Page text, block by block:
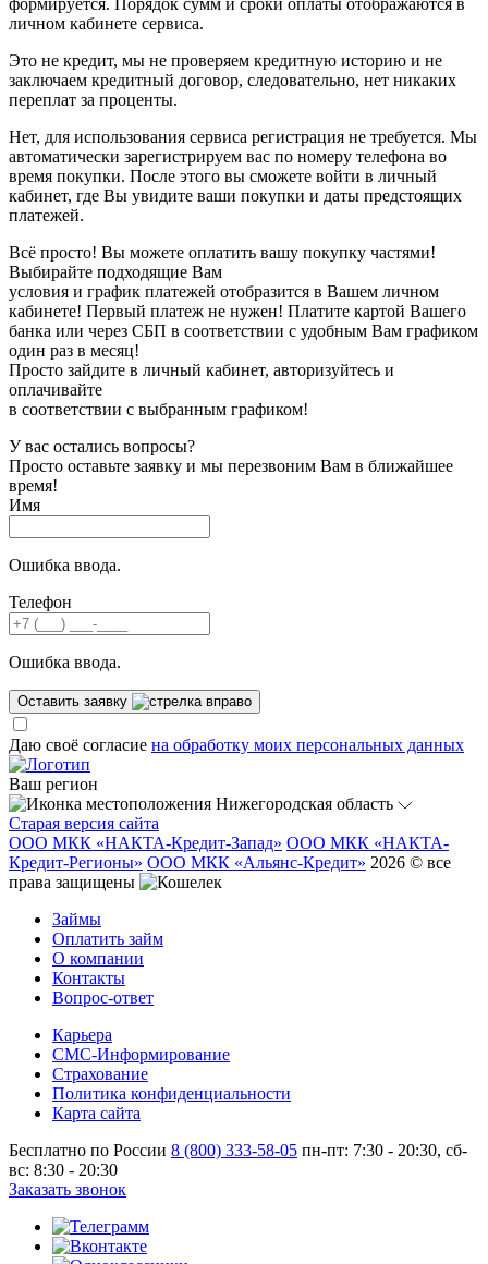
формируется. Порядок сумм и сроки оплаты отображаются в
личном кабинете сервиса.
Это не кредит, мы не проверяем кредитную историю и не
заключаем кредитный договор, следовательно, нет никаких
переплат за проценты.
Нет, для использования сервиса регистрация не требуется. Мы
автоматически зарегистрируем вас по номеру телефона во
время покупки. После этого вы сможете войти в личный
кабинет, где Вы увидите ваши покупки и даты предстоящих
платежей.
Всё просто! Вы можете оплатить вашу покупку частями!
Выбирайте подходящие Вам
условия и график платежей отобразится в Вашем личном
кабинете! Первый платеж не нужен! Платите картой Вашего
банка или через СБП в соответствии с удобным Вам графиком
один раз в месяц!
Просто зайдите в личный кабинет, авторизуйтесь и
оплачивайте
в соответствии с выбранным графиком!
У вас остались вопросы?
Просто оставьте заявку и мы перезвоним Вам в ближайшее
время!
Имя
Ошибка ввода.
Телефон
Ошибка ввода.
Оставить заявку
Даю своё согласие на обработку моих персональных данных
Ваш регион
Нижегородская область
Старая версия сайта
ООО МКК «НАКТА-Кредит-Запад» ООО МКК «НАКТА-
Кредит-Регионы» ООО МКК «Альянс-Кредит» 2026 © все
права защищены
Займы
Оплатить займ
О компании
Контакты
Вопрос-ответ
Карьера
СМС-Информирование
Страхование
Политика конфиденциальности
Карта сайта
Бесплатно по России 8 (800) 333-58-05 пн-пт: 7:30 - 20:30, сб-
вс: 8:30 - 20:30
Заказать звонок